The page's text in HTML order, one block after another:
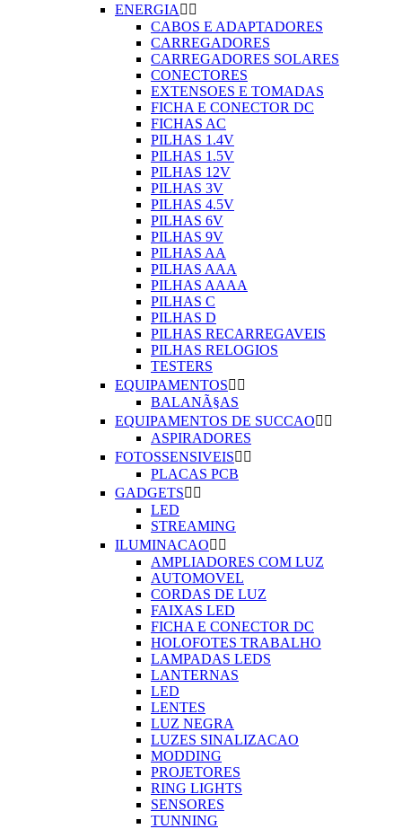
ENERGIA  
CABOS E ADAPTADORES
CARREGADORES
CARREGADORES SOLARES
CONECTORES
EXTENSOES E TOMADAS
FICHA E CONECTOR DC
FICHAS AC
PILHAS 1.4V
PILHAS 1.5V
PILHAS 12V
PILHAS 3V
PILHAS 4.5V
PILHAS 6V
PILHAS 9V
PILHAS AA
PILHAS AAA
PILHAS AAAA
PILHAS C
PILHAS D
PILHAS RECARREGAVEIS
PILHAS RELOGIOS
TESTERS
EQUIPAMENTOS 
BALANÃ§AS
EQUIPAMENTOS DE SUCCAO 
ASPIRADORES
FOTOSSENSIVEIS 
PLACAS PCB
GADGETS 
LED
STREAMING
ILUMINACAO 
AMPLIADORES COM LUZ
AUTOMOVEL
CORDAS DE LUZ
FAIXAS LED
FICHA E CONECTOR DC
HOLOFOTES TRABALHO
LAMPADAS LEDS
LANTERNAS
LED
LENTES
LUZ NEGRA
LUZES SINALIZACAO
MODDING
PROJETORES
RING LIGHTS
SENSORES
TUNNING